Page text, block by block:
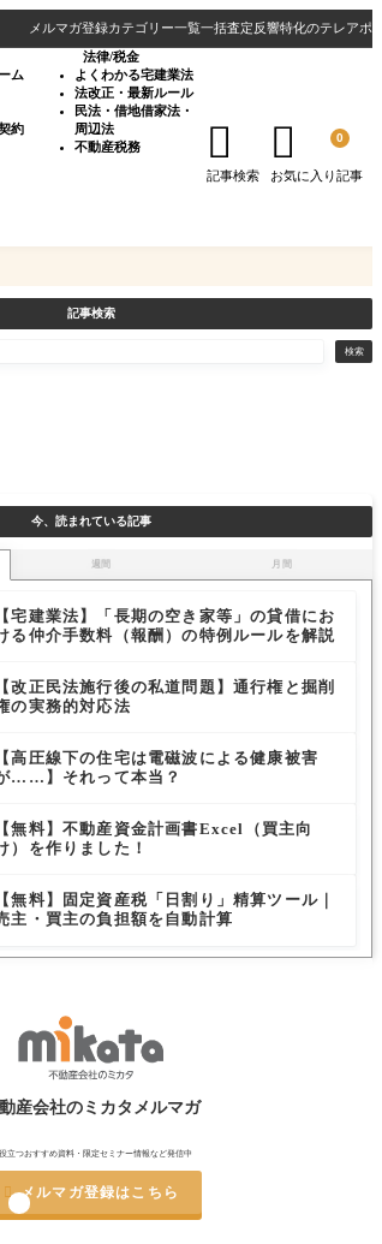
メルマガ登録カテゴリー一覧一括査定反響特化のテレアポ
ム
約
法律/税金
よくわかる宅建業法
法改正・最新ルール
民法・借地借家法・
周辺法
不動産税務

記事検索
 0
お気に入り記事
記事検索
検索
今、読まれている記事
週間 月間
【宅建業法】「長期の空き家等」の貸借にお
る仲介手数料（報酬）の特例ルールを解説
【改正民法施行後の私道問題】通行権と掘削
の実務的対応法
【高圧線下の住宅は電磁波による健康被害
……】それって本当？
【無料】不動産資金計画書Excel（買主向
）を作りました！
【無料】固定資産税「日割り」精算ツール｜
主・買主の負担額を自動計算
産会社のミカタメルマガ
立つおすすめ資料・限定セミナー情報など発信中
 メルマガ登録はこちら